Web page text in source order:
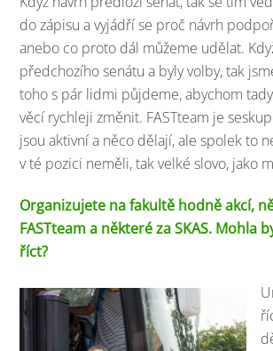
do zápisu a vyjádří se proč návrh
anebo co proto dál můžeme udělat.
předchozího senátu a byly volby, tak
toho s pár lidmi půjdeme, abychom
věcí rychleji změnit. FASTteam je
jsou aktivní a něco dělají, ale spolek to
v té pozici neměli, tak velké slovo, jako
Organizujete na fakultě hodně akcí,
FASTteam a některé za SKAS. Mohla
říct?